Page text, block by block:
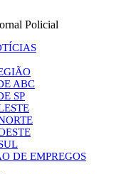
ABC
SP
DE EMPREGOS